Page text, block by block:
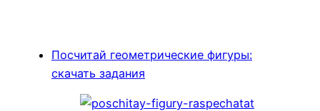
Посчитай геометрические фигуры:
скачать задания